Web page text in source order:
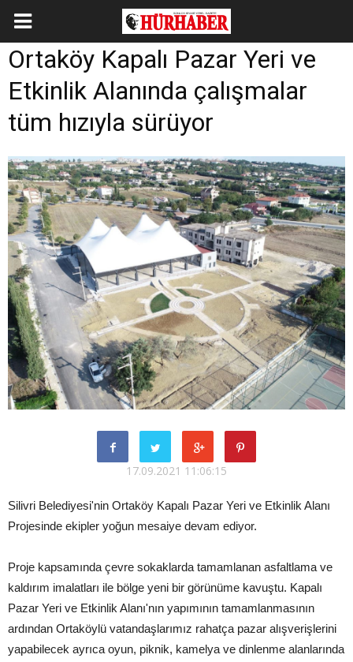
Ortaköy Kapalı Pazar Yeri ve
Etkinlik Alanında çalışmalar
tüm hızıyla sürüyor
17.09.2021 11:06:15
Silivri Belediyesi'nin Ortaköy Kapalı Pazar Yeri ve Etkinlik Alanı
Projesinde ekipler yoğun mesaiye devam ediyor.
Proje kapsamında çevre sokaklarda tamamlanan asfaltlama ve
kaldırım imalatları ile bölge yeni bir görünüme kavuştu. Kapalı
Pazar Yeri ve Etkinlik Alanı'nın yapımının tamamlanmasının
ardından Ortaköylü vatandaşlarımız rahatça pazar alışverişlerini
yapabilecek ayrıca oyun, piknik, kamelya ve dinlenme alanlarında